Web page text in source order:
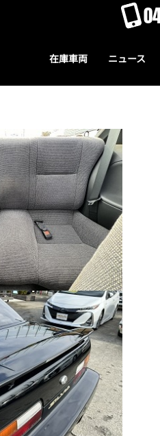
在庫車両 ニュース